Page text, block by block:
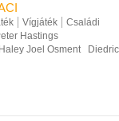
Vígjáték
Családi
Hastings
Haley Joel Osment